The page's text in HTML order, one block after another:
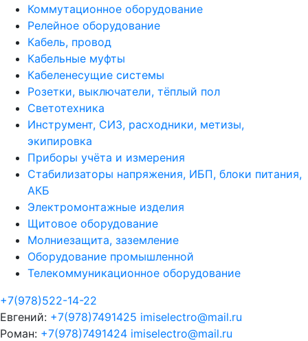
Коммутационное оборудование
Релейное оборудование
Кабель, провод
Кабельные муфты
Кабеленесущие системы
Розетки, выключатели, тёплый пол
Светотехника
Инструмент, СИЗ, расходники, метизы,
экипировка
Приборы учёта и измерения
Стабилизаторы напряжения, ИБП, блоки питания,
АКБ
Электромонтажные изделия
Щитовое оборудование
Молниезащита, заземление
Оборудование промышленной
Телекоммуникационное оборудование
+7(978)522-14-22
Евгений: +7(978)7491425 imiselectro@mail.ru
Роман: +7(978)7491424 imiselectro@mail.ru